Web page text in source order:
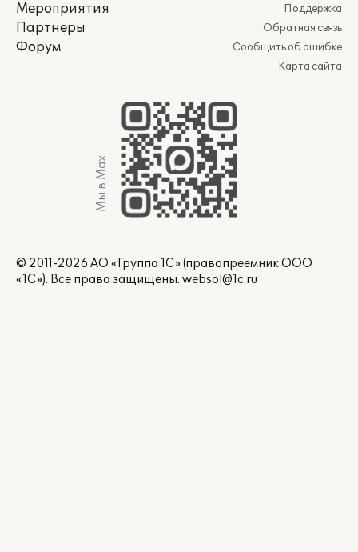
Мероприятия
Партнеры
Форум
Поддержка
Обратная связь
Сообщить об ошибке
Карта сайта
Мы в Max
© 2011-2026 АО «Группа 1С» (правопреемник ООО
«1С»). Все права защищены. websol@1c.ru